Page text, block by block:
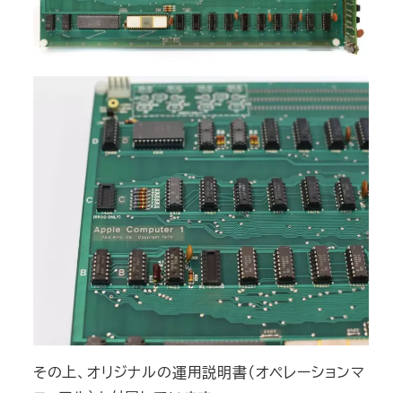
その上、オリジナルの運用説明書（オペレーションマ